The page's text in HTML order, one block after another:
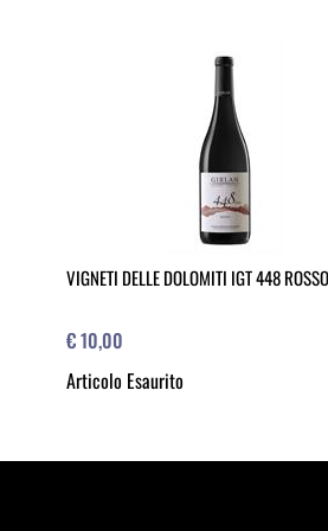
VIGNETI DELLE DOLOMITI IGT 448
€ 10,00
Articolo Esaurito